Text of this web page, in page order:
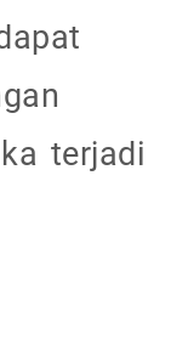
terjadi